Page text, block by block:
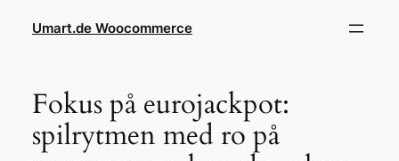
Umart.de Woocommerce
Fokus på eurojackpot:
spilrytmen med ro på